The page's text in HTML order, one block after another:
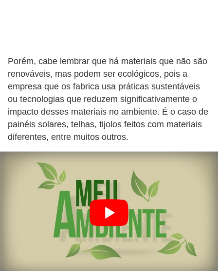
Porém, cabe lembrar que há materiais que não são
renováveis, mas podem ser ecológicos, pois a
empresa que os fabrica usa práticas sustentáveis
ou tecnologias que reduzem significativamente o
impacto desses materiais no ambiente. É o caso de
painéis solares, telhas, tijolos feitos com materiais
diferentes, entre muitos outros.